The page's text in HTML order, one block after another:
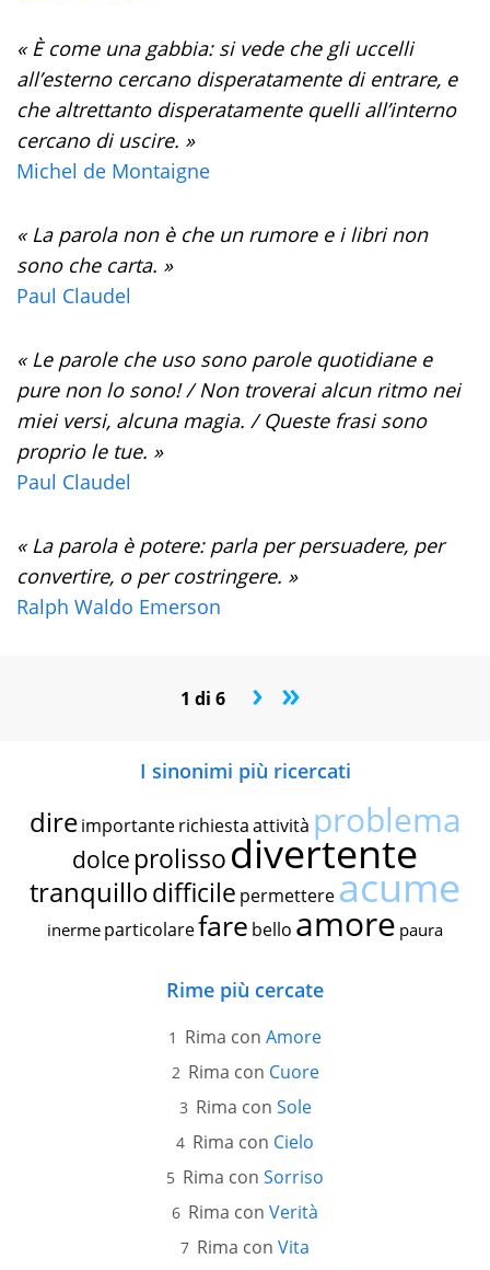
« È come una gabbia: si vede che gli uccelli
all’esterno cercano disperatamente di entrare, e
che altrettanto disperatamente quelli all’interno
cercano di uscire. »
Michel de Montaigne
« La parola non è che un rumore e i libri non
sono che carta. »
Paul Claudel
« Le parole che uso sono parole quotidiane e
pure non lo sono! / Non troverai alcun ritmo nei
miei versi, alcuna magia. / Queste frasi sono
proprio le tue. »
Paul Claudel
« La parola è potere: parla per persuadere, per
convertire, o per costringere. »
Ralph Waldo Emerson
1 di 6 › »
I sinonimi più ricercati
dire importante richiestaattività problema
dolce prolissodivertente
tranquillodifficile permettereacume
inerme particolarefare bello amore paura
Rime più cercate
Rima con Amore
Rima con Cuore
Rima con Sole
Rima con Cielo
Rima con Sorriso
Rima con Verità
Rima con Vita